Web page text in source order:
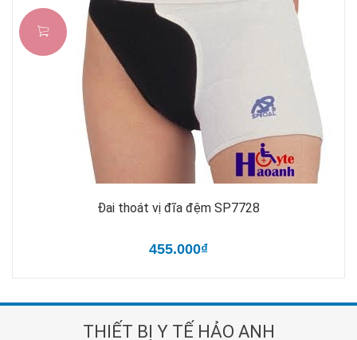
Đai thoát vị đĩa đệm SP7728
455.000₫
THIẾT BỊ Y TẾ HẢO ANH